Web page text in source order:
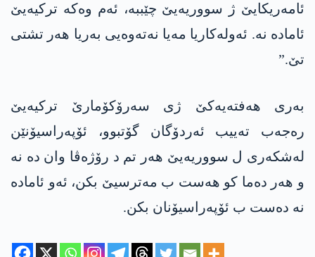
ئامەریکایێ ژ سووریەیێ چێببە، ئەم وەکە ترکیەیێ
ئامادە نە. ئەولەکاریا مەیا نەتەوەیی بەریا ھەر تشتی
تێ.”
بەری ھەفتەیەکێ ژی سەرۆکۆمارێ ترکیەیێ
رەجەب تەییب ئەردۆگان گۆتبوو، ئۆپەراسیۆنێن
لەشکەری ل سووریەیێ ھەر تم د رۆژەڤا وان دە نە
و ھەر دەما کو ھەست ب مەترسیێ بکن، ئەو ئامادە
نە دەست ب ئۆپەراسیۆنان بکن.